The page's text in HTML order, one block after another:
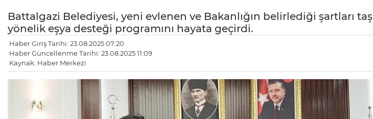
Battalgazi Belediyesi, yeni evlenen ve Bakanlığın belirlediği şartları
yönelik eşya desteği programını hayata geçirdi.
Haber Giriş Tarihi: 23.08.2025 07:20
Haber Güncellenme Tarihi: 23.08.2025 11:09
Kaynak: Haber Merkezi